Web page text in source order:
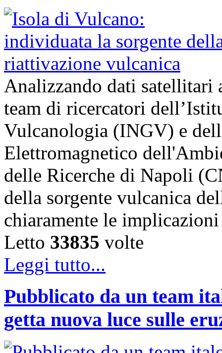
Analizzando dati satellitari
team di ricercatori
Vulcanologia (INGV) e
Elettromagnetico
delle Ricerche di Napoli
della sorgente vulcanica
chiaramente le
Letto 33835 volte
Leggi tutto...
Pubblicato da un team
getta nuova luce sulle